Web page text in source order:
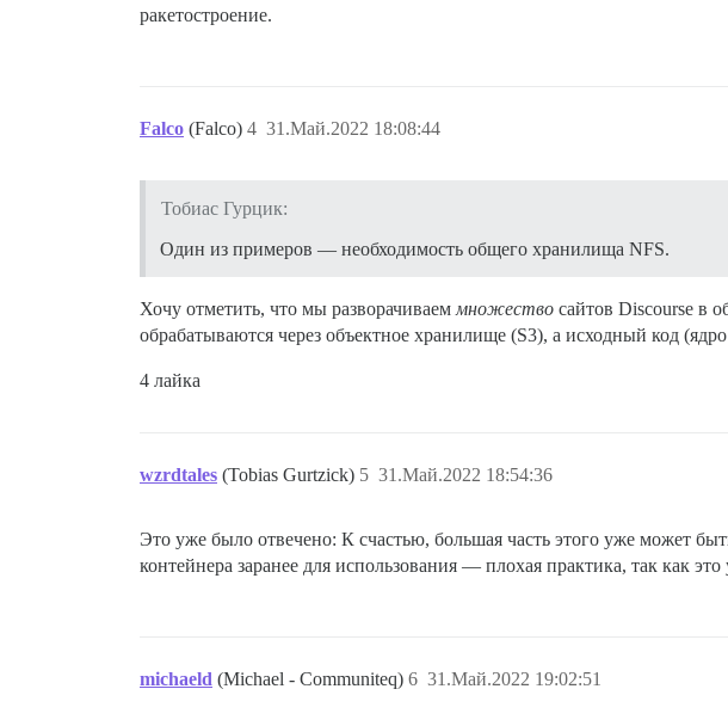
ракетостроение.
Falco (Falco) 31.Май.2022 18:08:44
4
Тобиас Гурцик:
Один из примеров — необходимость общего хранилища NFS.
Хочу отметить, что мы разворачиваем множество сайтов Discourse в
обрабатываются через объектное хранилище (S3), а исходный код
4 лайка
wzrdtales (Tobias Gurtzick) 31.Май.2022 18:54:36
5
Это уже было отвечено: К счастью, большая часть этого уже может
контейнера заранее для использования — плохая практика, так как
michaeld (Michael - Communiteq) 31.Май.2022 19:02:51
6